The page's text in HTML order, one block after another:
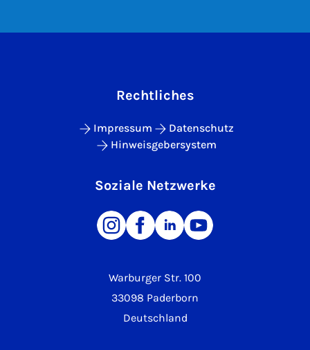
Warburger Str. 100
33098 Paderborn
Deutschland
Rechtliches
Impressum
Datenschutz
Hinweisgebersystem
Soziale Netzwerke